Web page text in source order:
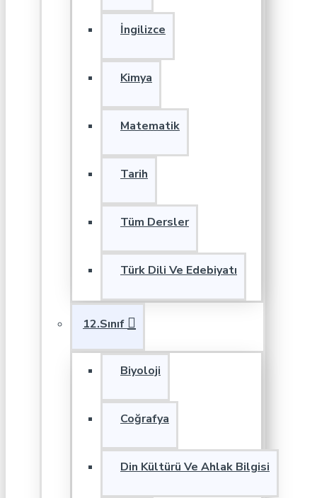
İngilizce
Kimya
Matematik
Tarih
Tüm Dersler
Türk Dili Ve Edebiyatı
12.Sınıf
Biyoloji
Coğrafya
Din Kültürü Ve Ahlak Bilgisi